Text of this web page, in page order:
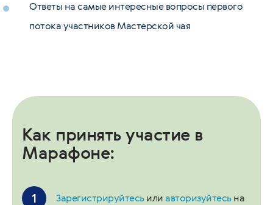
Ответы на самые интересные вопросы первого
потока участников Мастерской чая
Как принять участие в
Марафоне:
Зарегистрируйтесьилиавторизуйтесьна